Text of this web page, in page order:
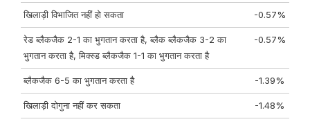
खिलाड़ी विभाजित नहीं हो सकता -0.57%
रेड ब्लैकजैक 2-1 का भुगतान करता है, ब्लैक ब्लैकजैक 3-2 का
भुगतान करता है, मिक्स्ड ब्लैकजैक 1-1 का भुगतान करता है
-0.57%
ब्लैकजैक 6-5 का भुगतान करता है -1.39%
खिलाड़ी दोगुना नहीं कर सकता -1.48%